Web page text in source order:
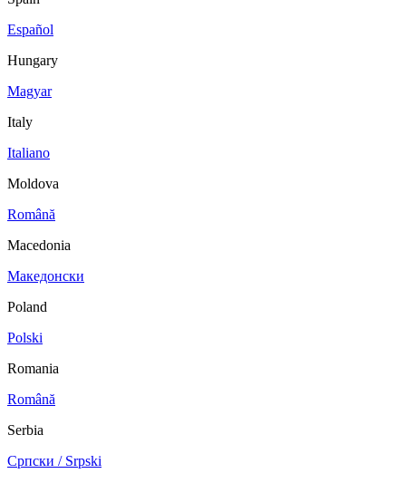
Español
Hungary
Magyar
Italy
Italiano
Moldova
Română
Macedonia
Македонски
Poland
Polski
Romania
Română
Serbia
Српски / Srpski